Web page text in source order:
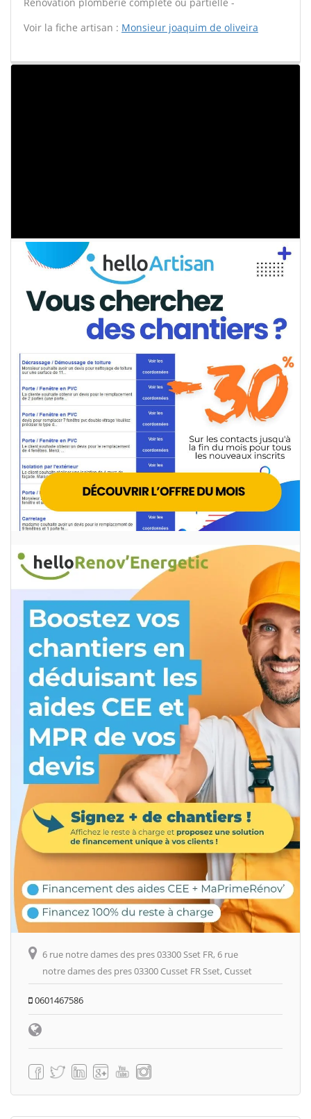
Voir la fiche artisan : Monsieur joaquim de oliveira
6 rue notre dames des pres 03300 Sset FR, 6 rue
notre dames des pres 03300 Cusset FR Sset, Cusset
0601467586